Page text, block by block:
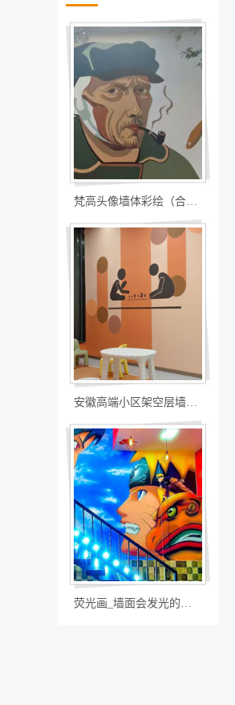
梵高头像墙体彩绘（合肥卓越中学墙绘）
安徽高端小区架空层墙绘装饰
荧光画_墙面会发光的彩绘